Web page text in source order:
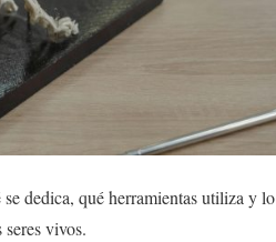
dedica, qué herramientas utiliza y lo
vivos.